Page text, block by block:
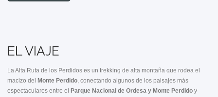
EL VIAJE
La Alta Ruta de los Perdidos es un trekking de alta montaña que rodea el
macizo del
Monte Perdido, conectando algunos de los paisajes más
espectaculares entre el
Parque Nacional de Ordesa y Monte Perdido y